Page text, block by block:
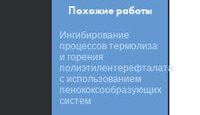
Похожие работы
Ингибирование
процессов термолиза
и горения
полиэтилентерефталата
с использованием
пенококсообразующих
систем